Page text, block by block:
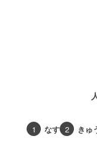
1 なす 2 きゅ